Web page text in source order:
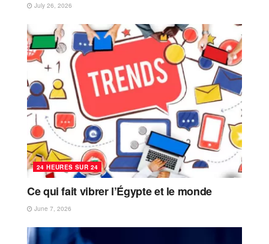
July 26, 2026
24 HEURES SUR 24
Ce qui fait vibrer l’Égypte et le monde
June 7, 2026